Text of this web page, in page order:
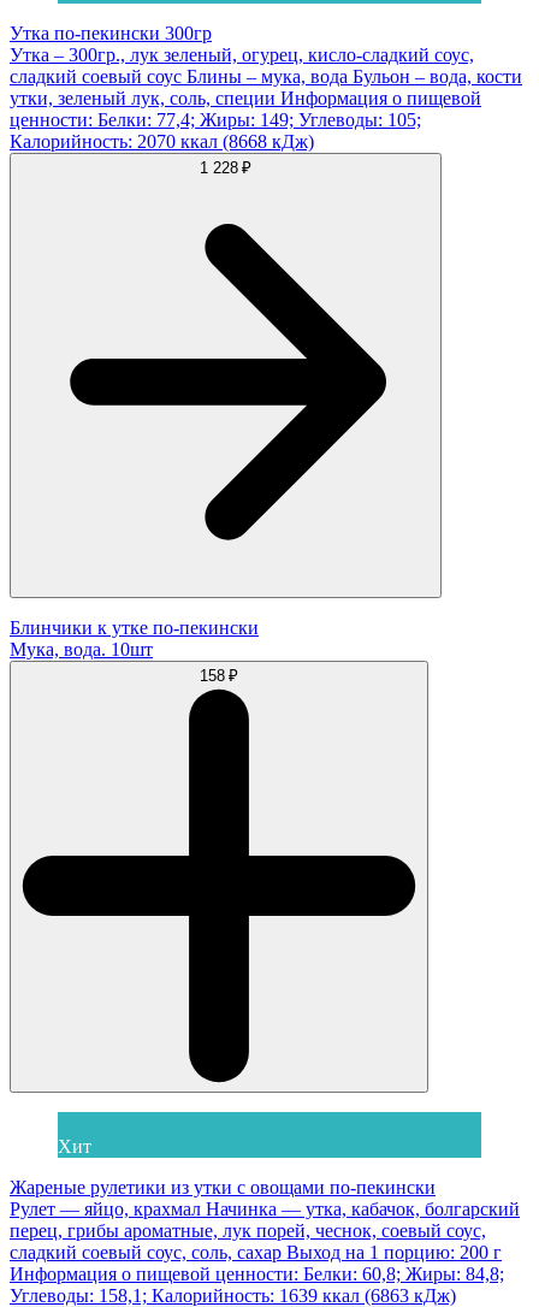
Утка по-пекински 300гр
Утка – 300гр., лук зеленый, огурец, кисло-сладкий соус,
сладкий соевый соус Блины – мука, вода Бульон – вода, кости
утки, зеленый лук, соль, специи Информация о пищевой
ценности: Белки: 77,4; Жиры: 149; Углеводы: 105;
Калорийность: 2070 ккал (8668 кДж)
1 228 ₽
Блинчики к утке по-пекински
Мука, вода. 10шт
158 ₽
Хит
Жареные рулетики из утки с овощами по-пекински
Рулет — яйцо, крахмал Начинка — утка, кабачок, болгарский
перец, грибы ароматные, лук порей, чеснок, соевый соус,
сладкий соевый соус, соль, сахар Выход на 1 порцию: 200 г
Информация о пищевой ценности: Белки: 60,8; Жиры: 84,8;
Углеводы: 158,1; Калорийность: 1639 ккал (6863 кДж)